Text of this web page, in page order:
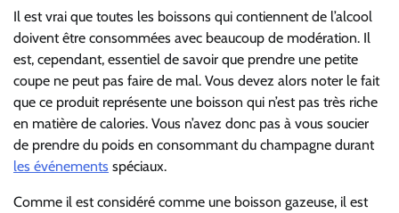
Il est vrai que toutes les boissons qui contiennent de l’alcool
doivent être consommées avec beaucoup de modération. Il
est, cependant, essentiel de savoir que prendre une petite
coupe ne peut pas faire de mal. Vous devez alors noter le fait
que ce produit représente une boisson qui n’est pas très riche
en matière de calories. Vous n’avez donc pas à vous soucier
de prendre du poids en consommant du champagne durant
les événements spéciaux.
Comme il est considéré comme une boisson gazeuse, il est